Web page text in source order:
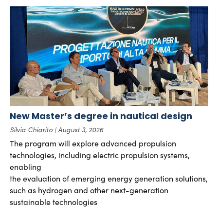
New Master’s degree in nautical design
Silvia Chiarito August 3, 2026
The program will explore advanced propulsion
technologies, including electric propulsion systems,
enabling
the evaluation of emerging energy generation solutions,
such as hydrogen and other next-generation
sustainable technologies